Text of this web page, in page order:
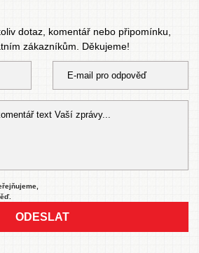
dotaz, komentář nebo připomínku,
zákazníkům. Děkujeme!
ODESLAT